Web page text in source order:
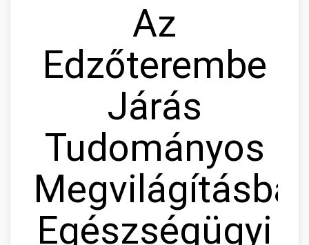
Az
Edzőterembe
Járás
Tudományos
Egészségügyi